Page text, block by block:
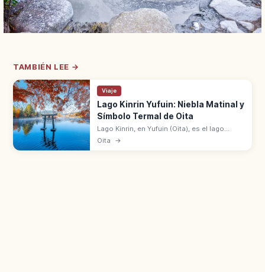
TAMBIÉN LEE →
Viaje
Lago Kinrin Yufuin: Niebla Matinal y
Símbolo Termal de Oita
Lago Kinrin, en Yufuin (Oita), es el lago
símbolo de la zona termal. Niebla matinal
Oita →